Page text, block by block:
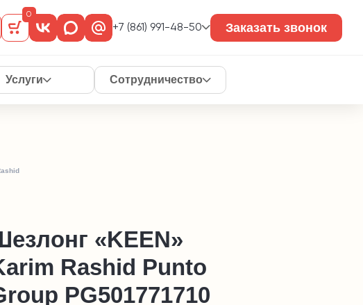
0
+7 (861) 991-48-50 Заказать звонок
Услуги Сотрудничество
«KEEN»
Rashid Punto
PG501771710